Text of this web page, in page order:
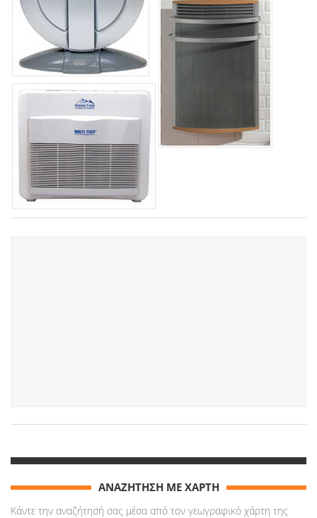
ΑΝΑΖΗΤΗΣΗ ΜΕ ΧΑΡΤΗ
Κάντε την αναζήτησή σας μέσα από τον γεωγραφικό χάρτη της